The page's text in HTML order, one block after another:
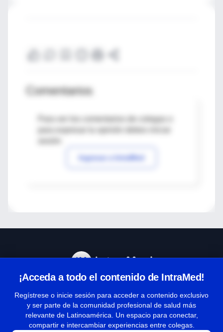
Comentarios
Para ver los comentarios de colegas o
Ingresar a IntraMed
¡Acceda a todo el contenido de IntraMed!
Regístrese o inicie sesión para acceder a contenido exclusivo
y ser parte de la comunidad profesional de salud más
relevante de Latinoamérica. Un espacio para conectar,
compartir e intercambiar experiencias entre colegas.
Términos y condiciones